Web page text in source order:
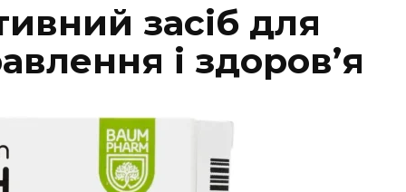
засіб для
і здоров’я